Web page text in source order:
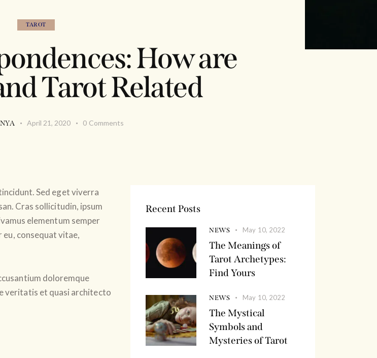
TAROT
How are
Tarot Related
April 21, 2020 0 Comments
Sed eget viverra
Cras sollicitudin, ipsum
elementum semper
consequat vitae,
doloremque
veritatis et quasi architecto
Recent Posts
NEWS May 10, 2022
The Meanings of
Tarot Archetypes:
Find Yours
NEWS May 10, 2022
The Mystical
Symbols and
Mysteries of Tarot